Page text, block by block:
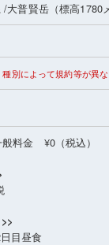
/大普賢岳（標高1780
種別によって規約等が異
般料金 ¥0（税込）
目昼食